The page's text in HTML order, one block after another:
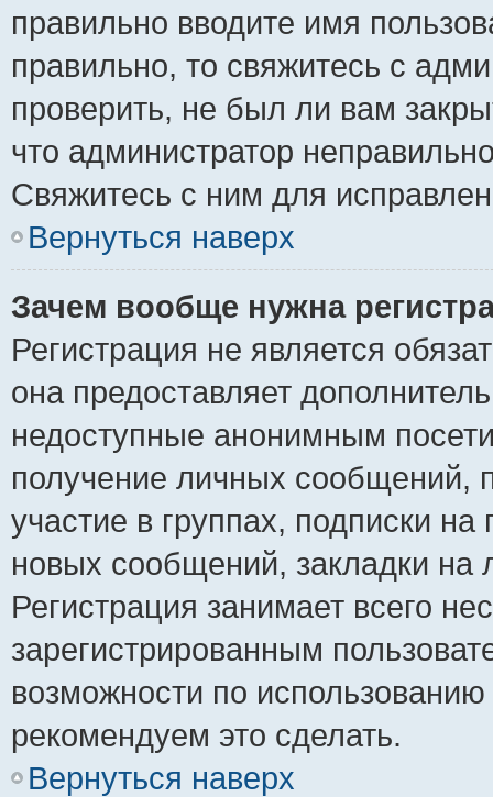
правильно вводите имя
правильно, то свяжитесь с
проверить, не был ли вам
что администратор
Свяжитесь с ним для
Вернуться наверх
Зачем вообще нужна
Регистрация не является
она предоставляет
недоступные анонимным
получение личных сообщений,
участие в группах, подписки
новых сообщений, закладки
Регистрация занимает всего
зарегистрированным
возможности по
рекомендуем это сделать.
Вернуться наверх